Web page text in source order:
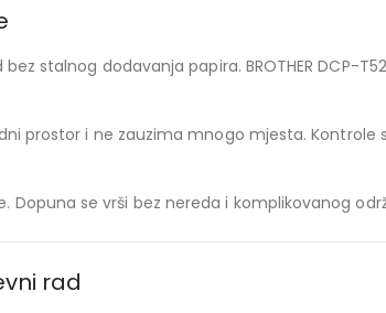
stalnog dodavanja papira. BROTHER DCP-
prostor i ne zauzima mnogo mjesta.
se vrši bez nereda i komplikovanog
rad